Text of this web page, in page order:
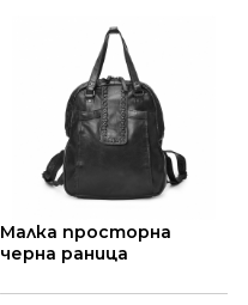
Добави в кошницата
Малка просторна
черна раница